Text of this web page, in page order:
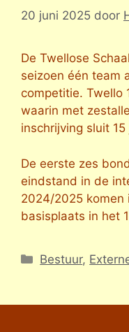
20 juni 2025 door
De Twellose
seizoen één team
competitie. Twello
waarin met
inschrijving sluit 15
De eerste zes
eindstand in de
2024/2025 komen
basisplaats in het
Categorieën
Bestuur,